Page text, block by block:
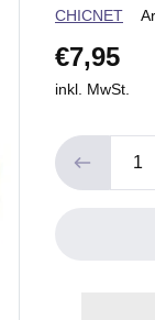
Verkäuferin
CHICNET
€7,95
inkl. MwSt.